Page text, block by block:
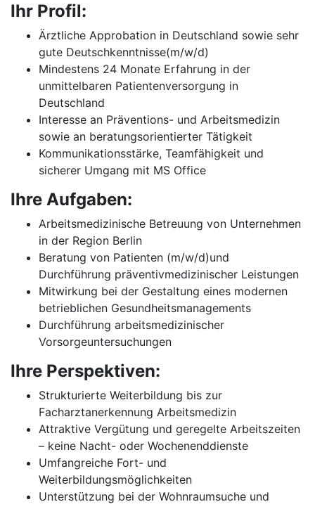
Ihr Profil:
Ärztliche Approbation in Deutschland sowie sehr
gute Deutschkenntnisse(m/w/d)
Mindestens 24 Monate Erfahrung in der
unmittelbaren Patientenversorgung in
Deutschland
Interesse an Präventions- und Arbeitsmedizin
sowie an beratungsorientierter Tätigkeit
Kommunikationsstärke, Teamfähigkeit und
sicherer Umgang mit MS Office
Ihre Aufgaben:
Arbeitsmedizinische Betreuung von Unternehmen
in der Region Berlin
Beratung von Patienten (m/w/d)und
Durchführung präventivmedizinischer Leistungen
Mitwirkung bei der Gestaltung eines modernen
betrieblichen Gesundheitsmanagements
Durchführung arbeitsmedizinischer
Vorsorgeuntersuchungen
Ihre Perspektiven:
Strukturierte Weiterbildung bis zur
Facharztanerkennung Arbeitsmedizin
Attraktive Vergütung und geregelte Arbeitszeiten
– keine Nacht- oder Wochenenddienste
Umfangreiche Fort- und
Weiterbildungsmöglichkeiten
Unterstützung bei der Wohnraumsuche und